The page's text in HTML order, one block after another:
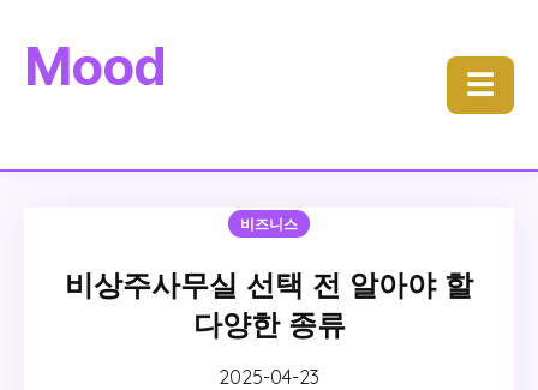
Mood ☰
비즈니스
비상주사무실 선택 전 알아야 할
다양한 종류
2025-04-23